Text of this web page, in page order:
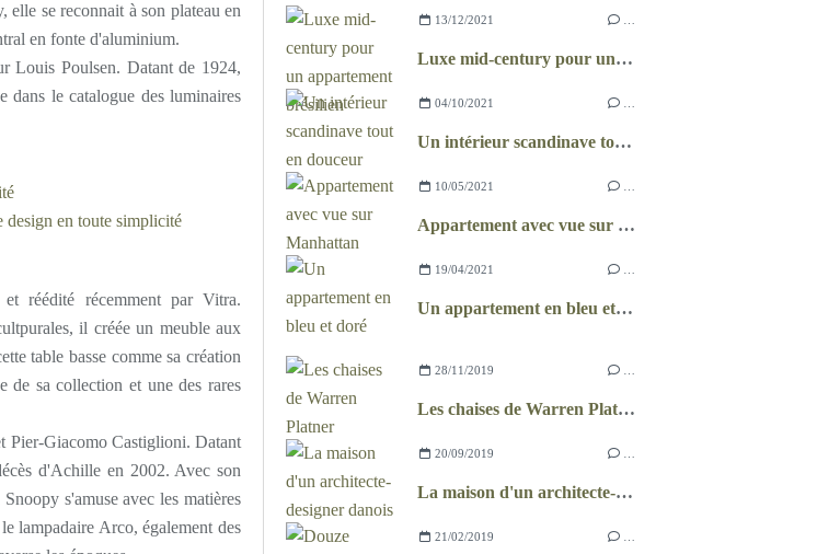
elle se reconnait à son plateau en
en fonte d'aluminium.
Louis Poulsen. Datant de 1924,
dans le catalogue des luminaires
réédité récemment par Vitra.
il créée un meuble aux
table basse comme sa création
de sa collection et une des rares
Pier-Giacomo Castiglioni. Datant
d'Achille en 2002. Avec son
s'amuse avec les matières
lampadaire Arco, également des
13/12/2021
Luxe mid-century pour un appartement brésilien
04/10/2021
Un intérieur scandinave tout en douceur
10/05/2021
Appartement avec vue sur Manhattan
19/04/2021
Un appartement en bleu et doré
28/11/2019
Les chaises de Warren Platner
20/09/2019
La maison d'un architecte-designer danois
21/02/2019